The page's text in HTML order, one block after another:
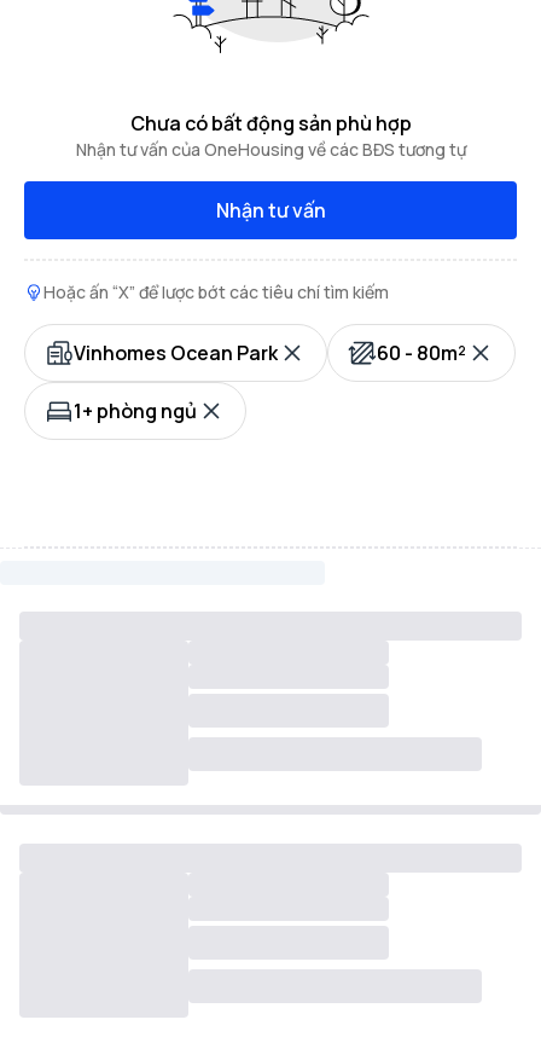
Chưa có bất động sản phù hợp
Nhận tư vấn của OneHousing về các BĐS tương tự
Nhận tư vấn
Hoặc ấn “X” để lược bớt các tiêu chí tìm kiếm
Vinhomes Ocean Park 60 - 80m²
1+ phòng ngủ